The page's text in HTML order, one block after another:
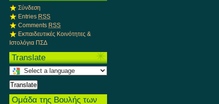
Σύνδεση
Entries RSS
Comments RSS
Εκπαιδευτικές Κοινότητες &
Ιστολόγια ΠΣΔ
Translate
Select
a
language
to
Translate
Ομάδα της Βουλής των